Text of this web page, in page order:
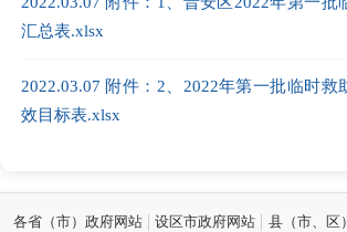
汇总表.xlsx
2022.03.07 附件：2、2022年第一批临时救
效目标表.xlsx
各省（市）政府网站 设区市政府网站 县（市、区